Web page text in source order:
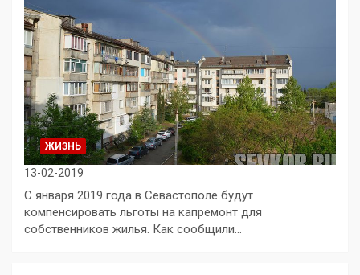
ЖИЗНЬ
13-02-2019
С января 2019 года в Севастополе будут
компенсировать льготы на капремонт для
собственников жилья. Как сообщили…